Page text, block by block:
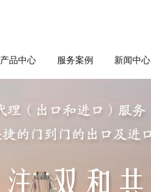
产品中心 服务案例 新闻中心